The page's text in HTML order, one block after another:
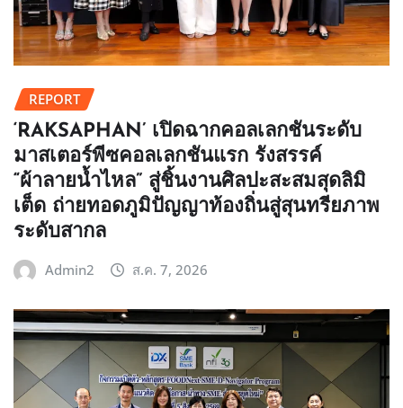
REPORT
‘RAKSAPHAN’ เปิดฉากคอลเลกชันระดับ
มาสเตอร์พีซคอลเลกชันแรก รังสรรค์
“ผ้าลายน้ำไหล” สู่ชิ้นงานศิลปะสะสมสุดลิมิ
เต็ด ถ่ายทอดภูมิปัญญาท้องถิ่นสู่สุนทรียภาพ
ระดับสากล
Admin2 ส.ค. 7, 2026